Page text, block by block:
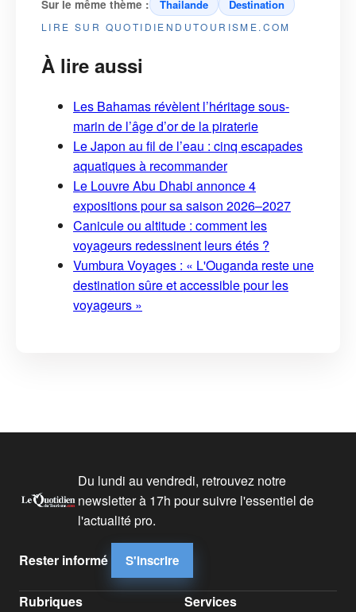
Sur le même thème : Thailande Destination
LIRE SUR QUOTIDIENDUTOURISME.COM
À lire aussi
Les Bahamas révèlent l’héritage sous-
marin de l’âge d’or de la piraterie
Le Japon au fil de l’eau : cinq escapades
aquatiques à recommander
Le Louvre Abu Dhabi annonce 4
expositions pour sa saison 2026–2027
Canicule ou altitude : comment les
voyageurs redessinent leurs étés ?
Vumbura Voyages : « L'Ouganda reste une
destination sûre et accessible pour les
voyageurs »
Du lundi au vendredi, retrouvez notre
newsletter à 17h pour suivre l'essentiel de
l'actualité pro.
Rester informé S'inscrire
Rubriques Services